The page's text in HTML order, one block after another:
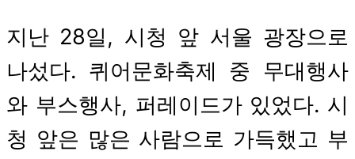
지난 28일, 시청 앞 서울 광장으로
나섰다. 퀴어문화축제 중 무대행사
와 부스행사, 퍼레이드가 있었다. 시
청 앞은 많은 사람으로 가득했고 부